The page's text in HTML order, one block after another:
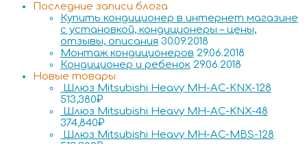
Последние записи блога
Купить кондиционер в интернет магазине
с установкой, кондиционеры – цены,
отзывы, описания 30.09.2018
Монтаж кондиционеров 29.06.2018
Кондиционер и ребенок 29.06.2018
Новые товары
Шлюз Mitsubishi Heavy MH-AC-KNX-128
513,380₽
Шлюз Mitsubishi Heavy MH-AC-KNX-48
374,840₽
Шлюз Mitsubishi Heavy MH-AC-MBS-128